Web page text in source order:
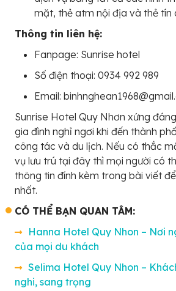
mặt, thẻ atm nội địa và thẻ tín
Thông tin liên hệ:
Fanpage: Sunrise hotel
Số điện thoại: 0934 992 989
Email:
Sunrise Hotel Quy Nhơn xứng
gia đình nghỉ ngơi khi đến thành
công tác và du lịch. Nếu có thắc
vụ lưu trú tại đây thì mọi người có
thông tin đính kèm trong bài viết
nhất.
CÓ THỂ BẠN QUAN TÂM:
Hanna Hotel Quy Nhon – Nơi
của mọi du khách
Selima Hotel Quy Nhon –
nghi, sang trọng